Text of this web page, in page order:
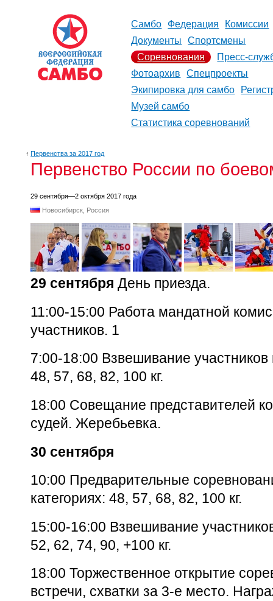
Самбо Федерация
Комиссии
Документы
Спортсмены
Соревнования
Пресс-
Фотоархив
Спецпроекты
Экипировка для самбо
Музей самбо
Статистика соревнований
↑ Первенства за 2017 год
Первенство России по
29 сентября—2 октября 2017 года
Новосибирск, Россия
29 сентября День приезда.
11:00-15:00 Работа мандатной
участников. 1
7:00-18:00 Взвешивание участников
48, 57, 68, 82, 100 кг.
18:00 Совещание представителей
судей. Жеребьевка.
30 сентября
10:00 Предварительные
категориях: 48, 57, 68, 82, 100 кг.
15:00-16:00 Взвешивание
52, 62, 74, 90, +100 кг.
18:00 Торжественное открытие
встречи, схватки за 3-е место.